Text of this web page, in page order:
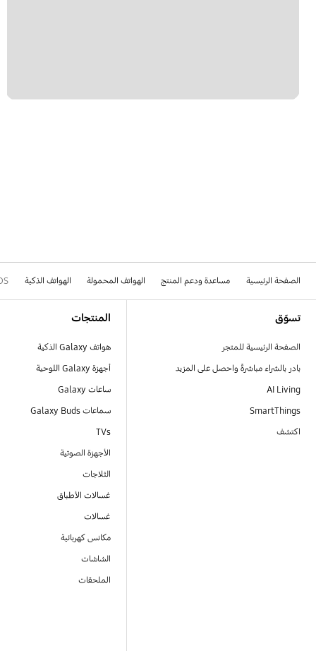
الصفحة الرئيسية مساعدة ودعم المنتج الهواتف المحمولة الهواتف الذكية
تسوّق
الصفحة الرئيسية للمتجر
بادر بالشراء مباشرةً واحصل على المزيد
AI Living
SmartThings
اكتشف
المنتجات
هواتف Galaxy الذكية
أجهزة Galaxy اللوحية
ساعات Galaxy
سماعات Galaxy Buds
TVs
الأجهزة الصوتية
الثلاجات
غسالات الأطباق
غسالات
مكانس كهربائية
الشاشات
الملحقات